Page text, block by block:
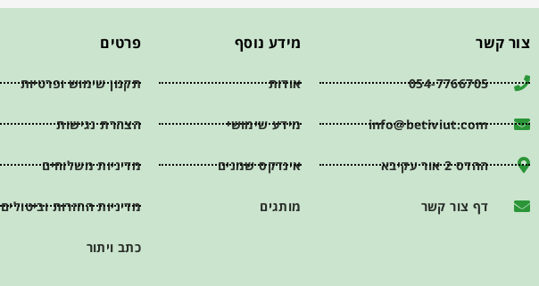
צור קשר
054-7766705
info@betiviut.com
ההדס 2 אור עקיבא
דף צור קשר
מידע נוסף
אודות
מידע שימושי
אינדקס שמנים
מותגים
פרטים
תקנון שימוש ופרטיות
הצהרת נגישות
מדיניות משלוחים
מדיניות החזרות וביטולים
כתב ויתור